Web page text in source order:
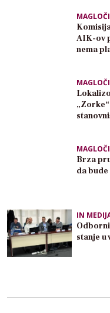
AIK-ov
nema
Brza
da
IN
stanje u